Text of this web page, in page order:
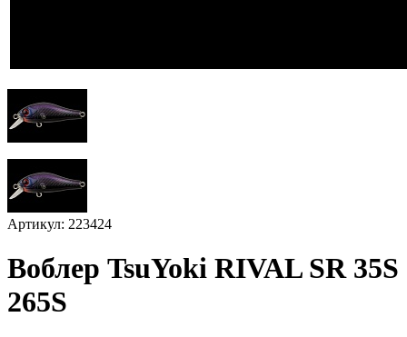
Артикул: 223424
Воблер TsuYoki RIVAL SR 35S
265S